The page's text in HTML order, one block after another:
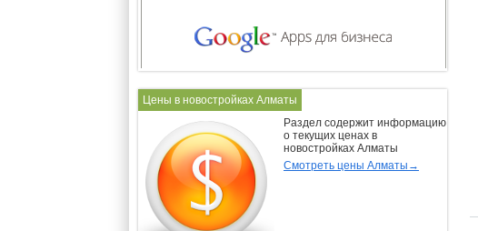
Цены в новостройках Алматы
Раздел содержит информацию
о текущих ценах в
новостройках Алматы
Смотреть цены Алматы→